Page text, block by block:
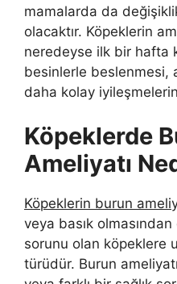
mamalarda da
olacaktır. Köpeklerin
neredeyse ilk bir hafta
besinlerle beslenmesi,
daha kolay
Köpeklerde
Ameliyatı
Köpeklerin burun
veya basık
sorunu olan köpeklere
türüdür. Burun